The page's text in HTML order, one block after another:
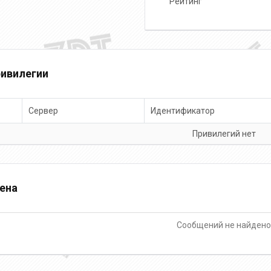
Сервер Идентификатор
Привилегий нет
Сообщений не найдено